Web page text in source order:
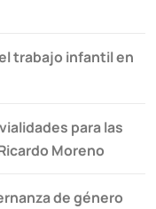
trabajo infantil en
para las
Moreno
de género